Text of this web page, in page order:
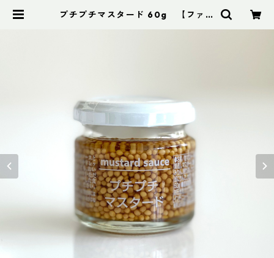
プチプチマスタード 60g 【ファイ